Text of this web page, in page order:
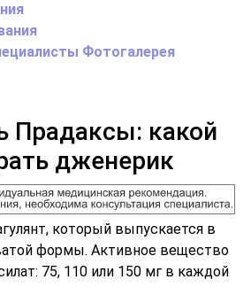
Фотогалерея
Прадаксы: какой
дженерик
который выпускается в
формы. Активное вещество
75, 110 или 150 мг в каждой